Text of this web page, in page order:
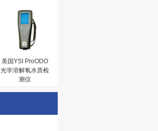
美国YSI ProODO
光学溶解氧水质检
测仪